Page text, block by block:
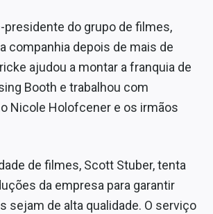
presidente do grupo de filmes,
companhia depois de mais de
ajudou a montar a franquia de
Booth e trabalhou com
Nicole Holofcener e os irmãos
de filmes, Scott Stuber, tenta
da empresa para garantir
sejam de alta qualidade. O serviço